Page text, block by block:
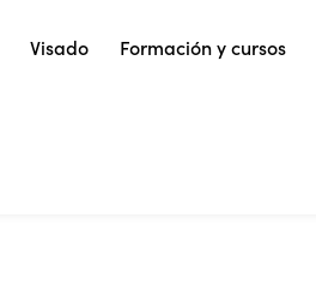
Visado Formación y cursos